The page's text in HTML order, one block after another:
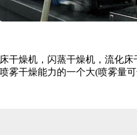
燥机，闪蒸干燥机，流化床
干燥能力的一个大(喷雾量